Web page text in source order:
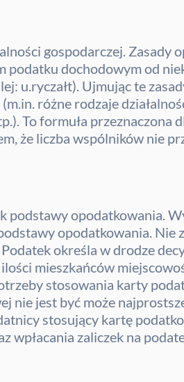
gospodarczej. Zasady
podatku dochodowym od
u.ryczałt). Ujmując te
różne rodzaje
To formuła przeznaczona
że liczba wspólników nie
opodatkowania.
opodatkowania. Nie
określa w drodze
mieszkańców
stosowania karty
jest być może
stosujący kartę
wpłacania zaliczek na